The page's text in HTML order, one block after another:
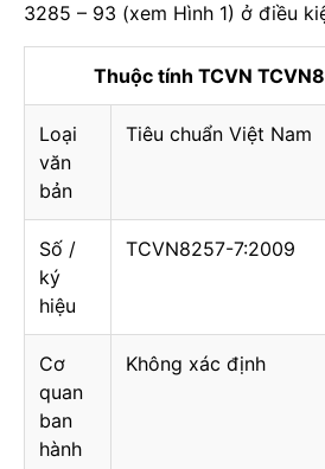
3285 – 93 (xem Hình 1) ở điều
Thuộc tính TCVN
Loại
văn
bản
Tiêu chuẩn Việt Nam
Số /
ký
hiệu
TCVN8257-7:2009
Cơ
quan
ban
hành
Không xác định